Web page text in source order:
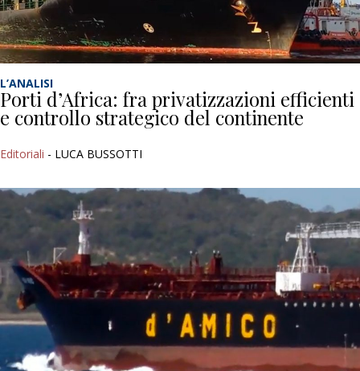
L’ANALISI
Porti d’Africa: fra privatizzazioni efficienti
e controllo strategico del continente
Editoriali - LUCA BUSSOTTI